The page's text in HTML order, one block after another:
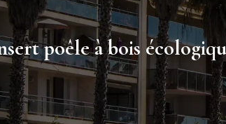
poêle à bois